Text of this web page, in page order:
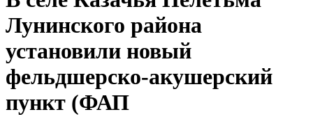
Лунинского района
установили новый
фельдшерско-акушерский
пункт (ФАП